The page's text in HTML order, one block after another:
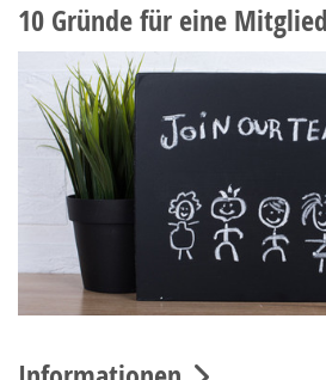
10 Gründe für eine